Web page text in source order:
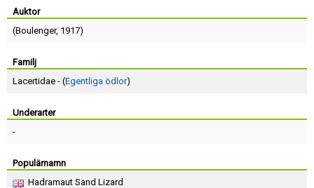
Auktor
(Boulenger, 1917)
Familj
Lacertidae - (Egentliga ödlor)
Underarter
-
Populärnamn
Hadramaut Sand Lizard
Terms of Service